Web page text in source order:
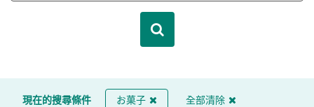
現在的搜尋條件 お菓子 全部清除